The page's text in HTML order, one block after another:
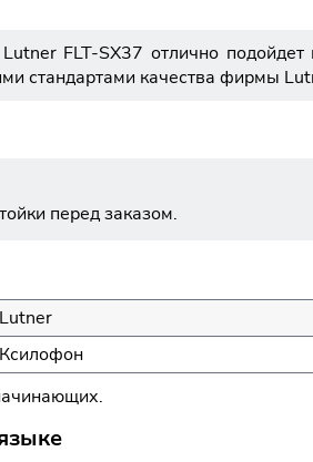
FLT-SX37 отлично
стандартами качества фирмы
перед заказом.
Lutner
Ксилофон